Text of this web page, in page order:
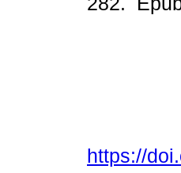
https://